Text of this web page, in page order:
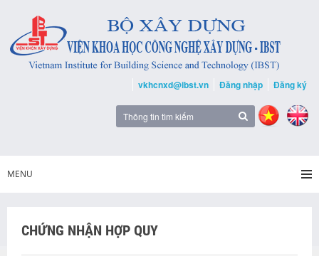
vkhcnxd@ibst.vn Đăng nhập Đăng ký
MENU
CHỨNG NHẬN HỢP QUY